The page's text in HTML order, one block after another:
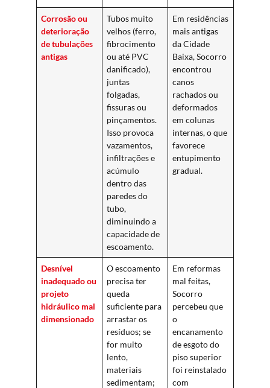
Corrosão ou
deterioração
de tubulações
antigas
Tubos muito
velhos (ferro,
fibrocimento
ou até PVC
danificado),
juntas
folgadas,
fissuras ou
pinçamentos.
Isso provoca
vazamentos,
infiltrações e
acúmulo
dentro das
paredes do
tubo,
diminuindo a
capacidade de
escoamento.
Em residências
mais antigas
da Cidade
Baixa, Socorro
encontrou
canos
rachados ou
deformados
em colunas
internas, o que
favorece
entupimento
gradual.
Desnível
inadequado ou
projeto
hidráulico mal
dimensionado
O escoamento
precisa ter
queda
suficiente para
arrastar os
resíduos; se
for muito
lento,
materiais
sedimentam;
Em reformas
mal feitas,
Socorro
percebeu que
o
encanamento
de esgoto do
piso superior
foi reinstalado
com